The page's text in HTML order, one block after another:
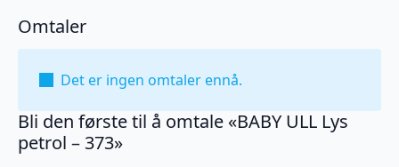
Omtaler
Det er ingen omtaler ennå.
Bli den første til å omtale «BABY ULL Lys
petrol – 373»